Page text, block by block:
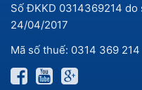
Số ĐKKD 0314369214 do
24/04/2017
Mã số thuế: 0314 369 214